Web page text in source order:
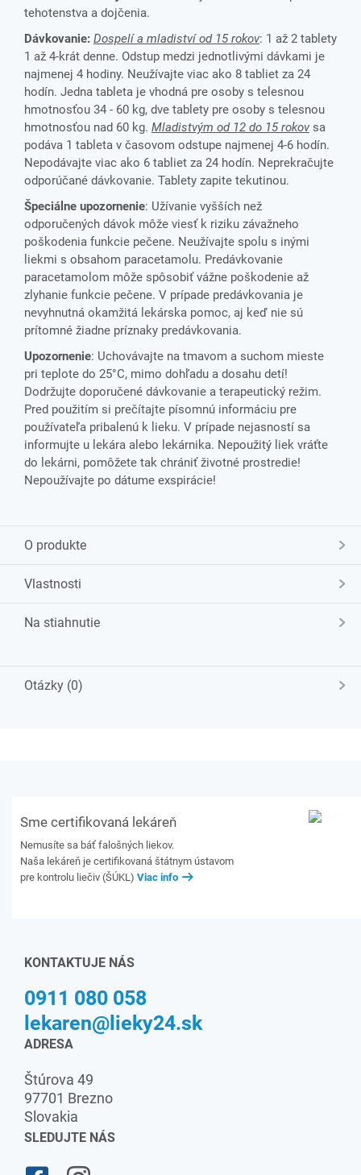
tehotenstva a dojčenia.
Dávkovanie: Dospelí a mladiství od 15 rokov: 1 až 2 tablety
1 až 4-krát denne. Odstup medzi jednotlivými dávkami je
najmenej 4 hodiny. Neužívajte viac ako 8 tabliet za 24
hodín. Jedna tableta je vhodná pre osoby s telesnou
hmotnosťou 34 - 60 kg, dve tablety pre osoby s telesnou
hmotnosťou nad 60 kg. Mladistvým od 12 do 15 rokov sa
podáva 1 tableta v časovom odstupe najmenej 4-6 hodín.
Nepodávajte viac ako 6 tabliet za 24 hodín. Neprekračujte
odporúčané dávkovanie. Tablety zapite tekutinou.
Špeciálne upozornenie: Užívanie vyšších než
odporučených dávok môže viesť k riziku závažneho
poškodenia funkcie pečene. Neužívajte spolu s inými
liekmi s obsahom paracetamolu. Predávkovanie
paracetamolom môže spôsobiť vážne poškodenie až
zlyhanie funkcie pečene. V prípade predávkovania je
nevyhnutná okamžitá lekárska pomoc, aj keď nie sú
prítomné žiadne príznaky predávkovania.
Upozornenie: Uchovávajte na tmavom a suchom mieste
pri teplote do 25°C, mimo dohľadu a dosahu detí!
Dodržujte doporučené dávkovanie a terapeutický režim.
Pred použitím si prečítajte písomnú informáciu pre
používateľa pribalenú k lieku. V prípade nejasností sa
informujte u lekára alebo lekárnika. Nepoužitý liek vráťte
do lekárni, pomôžete tak chrániť životné prostredie!
Nepoužívajte po dátume exspirácie!
O produkte
Vlastnosti
Na stiahnutie
Otázky (0)
Sme certifikovaná lekáreň
Nemusíte sa báť falošných liekov.
Naša lekáreň je certifikovaná štátnym ústavom
pre kontrolu liečiv (ŠÚKL) Viac info
KONTAKTUJE NÁS
0911 080 058
lekaren@lieky24.sk
ADRESA
Štúrova 49
97701 Brezno
Slovakia
SLEDUJTE NÁS